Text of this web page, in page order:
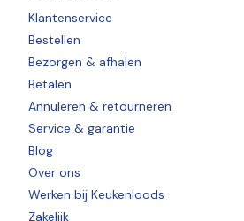
Klantenservice
Bestellen
Bezorgen & afhalen
Betalen
Annuleren & retourneren
Service & garantie
Blog
Over ons
Werken bij Keukenloods
Zakelijk